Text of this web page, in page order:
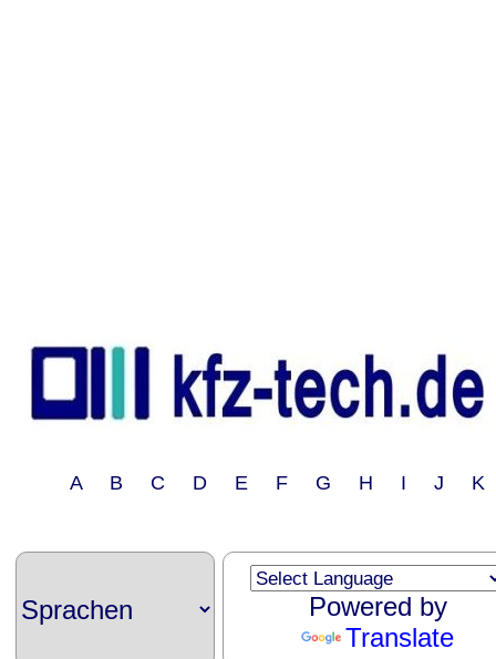
A B C D E F G H I J
Powered by
Translate